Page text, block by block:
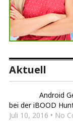
Aktuell
Android
bei der iBOOD
Juli 10, 2016 • No